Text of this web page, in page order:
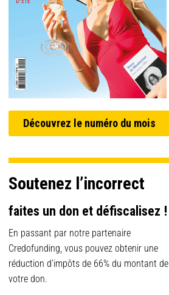
Découvrez le numéro du mois
Soutenez l’incorrect
faites un don et défiscalisez !
En passant par notre partenaire
Credofunding, vous pouvez obtenir une
réduction d’impôts de 66% du montant de
votre don.